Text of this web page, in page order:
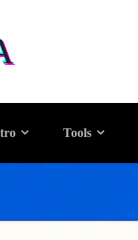
Tools